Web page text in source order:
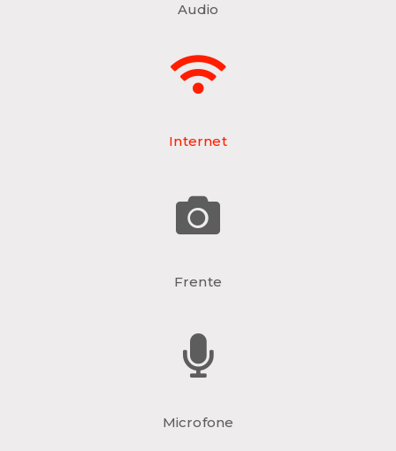
Audio
Internet
Frente
Microfone